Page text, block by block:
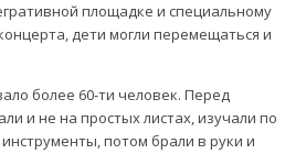
площадке и специальному
дети могли перемещаться и
более 60-ти человек. Перед
и не на простых листах, изучали по
потом брали в руки и